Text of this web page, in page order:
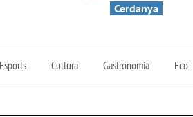
Cerdanya
Esports Cultura Gastronomia Eco